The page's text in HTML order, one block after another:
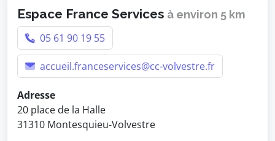
Espace France Services à environ 5 km
05 61 90 19 55
accueil.franceservices@cc-volvestre.fr
Adresse
20 place de la Halle
31310 Montesquieu-Volvestre